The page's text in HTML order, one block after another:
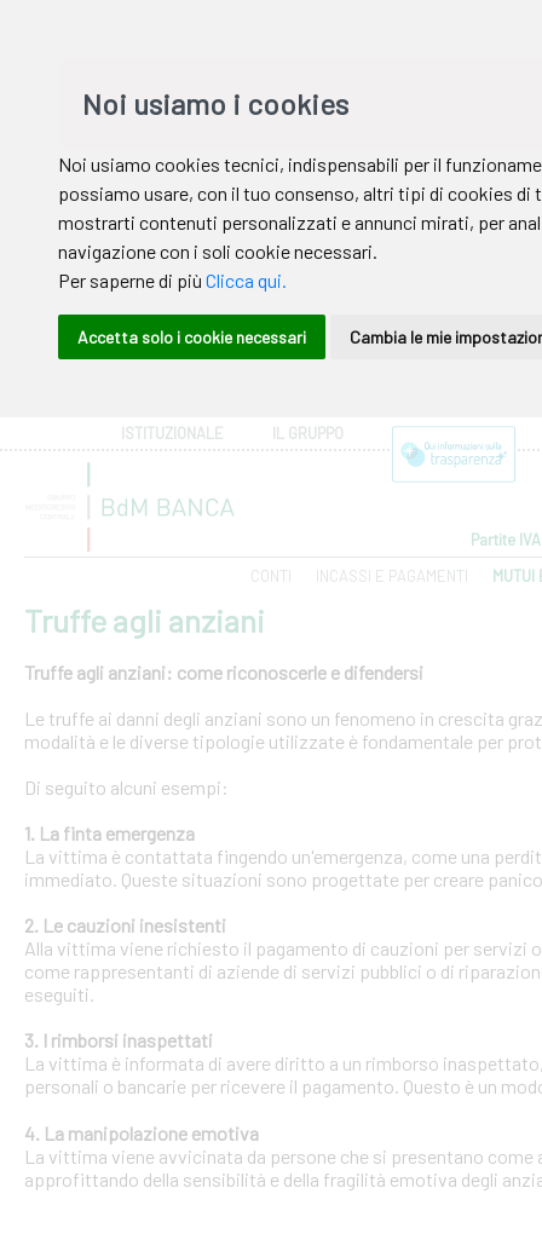
ISTITUZIONALE IL GRUPPO
Partite IVA
CONTI
INCASSI E PAGAMENTI MUTUI
Truffe agli anziani
Truffe agli anziani: come riconoscerle e difendersi
Le truffe ai danni degli anziani sono un fenomeno in crescita
modalità e le diverse tipologie utilizzate è fondamentale per
Di seguito alcuni esempi:
1. La finta emergenza
La vittima è contattata fingendo un'emergenza, come una
immediato. Queste situazioni sono progettate per creare
2. Le cauzioni inesistenti
Alla vittima viene richiesto il pagamento di cauzioni per
come rappresentanti di aziende di servizi pubblici o di
eseguiti.
3. I rimborsi inaspettati
La vittima è informata di avere diritto a un rimborso
personali o bancarie per ricevere il pagamento. Questo è un
4. La manipolazione emotiva
La vittima viene avvicinata da persone che si presentano
approfittando della sensibilità e della fragilità emotiva degli